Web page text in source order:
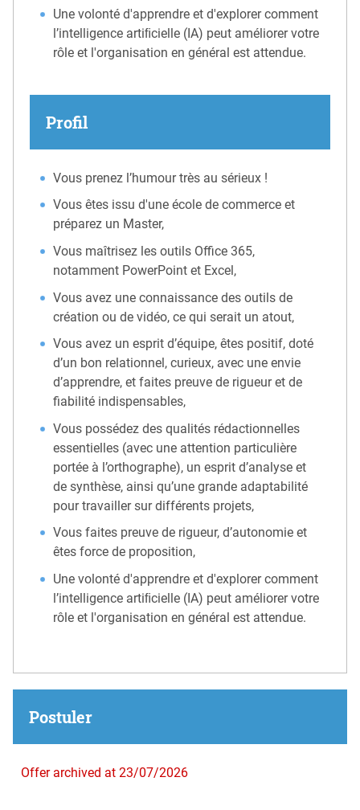
Une volonté d'apprendre et d'explorer comment
l’intelligence artiﬁcielle (IA) peut améliorer votre
rôle et l'organisation en général est attendue.
Profil
Vous prenez l’humour très au sérieux !
Vous êtes issu d'une école de commerce et
préparez un Master,
Vous maîtrisez les outils Office 365,
notamment PowerPoint et Excel,
Vous avez une connaissance des outils de
création ou de vidéo, ce qui serait un atout,
Vous avez un esprit d’équipe, êtes positif, doté
d’un bon relationnel, curieux, avec une envie
d’apprendre, et faites preuve de rigueur et de
fiabilité indispensables,
Vous possédez des qualités rédactionnelles
essentielles (avec une attention particulière
portée à l’orthographe), un esprit d’analyse et
de synthèse, ainsi qu’une grande adaptabilité
pour travailler sur différents projets,
Vous faites preuve de rigueur, d’autonomie et
êtes force de proposition,
Une volonté d'apprendre et d'explorer comment
l’intelligence artiﬁcielle (IA) peut améliorer votre
rôle et l'organisation en général est attendue.
Postuler
Offer archived at 23/07/2026